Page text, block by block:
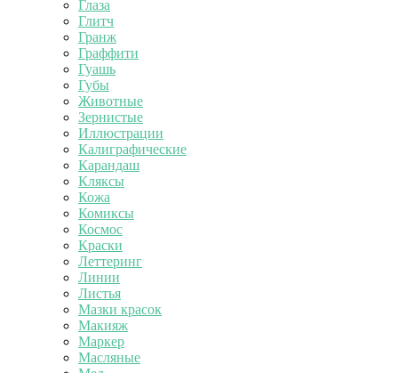
Глаза
Глитч
Гранж
Граффити
Гуашь
Губы
Животные
Зернистые
Иллюстрации
Калиграфические
Карандаш
Кляксы
Кожа
Комиксы
Космос
Краски
Леттеринг
Линии
Листья
Мазки красок
Макияж
Маркер
Масляные